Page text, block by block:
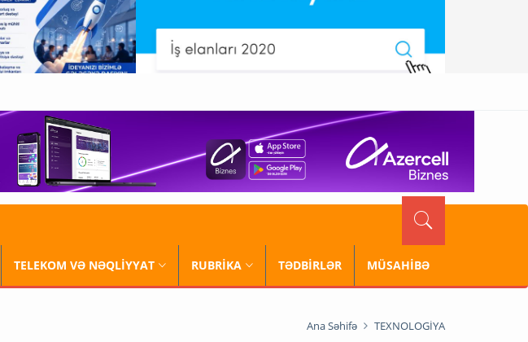
TELEKOM VƏ NƏQLİYYAT RUBRİKA TƏDBİRLƏR MÜSAHİBƏ
Ana Səhifə TEXNOLOGİYA